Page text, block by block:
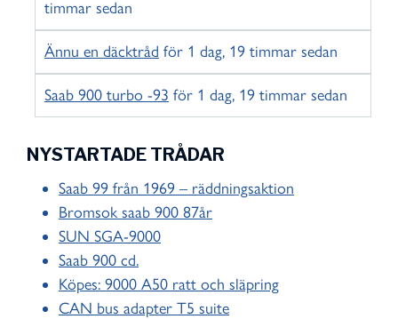
timmar sedan
Ännu en däcktråd för 1 dag, 19 timmar sedan
Saab 900 turbo -93 för 1 dag, 19 timmar sedan
NYSTARTADE TRÅDAR
Saab 99 från 1969 – räddningsaktion
Bromsok saab 900 87år
SUN SGA-9000
Saab 900 cd.
Köpes: 9000 A50 ratt och släpring
CAN bus adapter T5 suite